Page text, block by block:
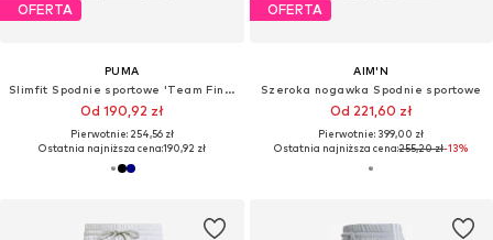
OFERTA
PUMA
Slimfit Spodnie sportowe 'Team Final'
Od 190,92 zł
Pierwotnie: 254,56 zł
Ostatnia najniższa cena:190,92 zł
OFERTA
AIM'N
Szeroka nogawka Spodnie sportowe
Od 221,60 zł
Pierwotnie: 399,00 zł
Ostatnia najniższa cena:255,20 zł-13%